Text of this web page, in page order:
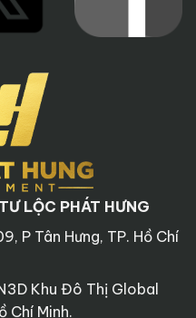
LỘC PHÁT HƯNG
P Tân Hưng, TP. Hồ Chí
Khu Đô Thị Global
Chí Minh.